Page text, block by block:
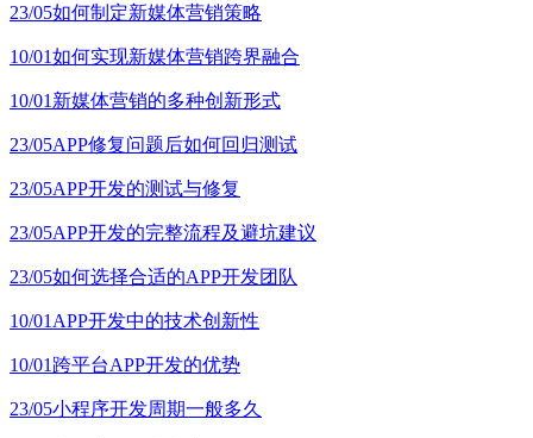
23/05如何制定新媒体营销策略
10/01如何实现新媒体营销跨界融合
10/01 新媒体营销的多种创新形式
23/05APP修复问题后如何回归测试
23/05APP开发的测试与修复
23/05APP开发的完整流程及避坑建议
23/05如何选择合适的APP开发团队
10/01 APP开发中的技术创新性
10/01 跨平台APP开发的优势
23/05小程序开发周期一般多久